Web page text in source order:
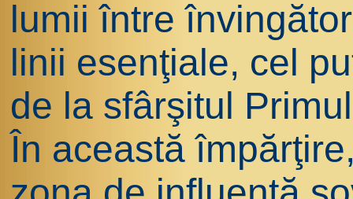
lumii între
linii esenţiale, cel
de la sfârşitul
În această